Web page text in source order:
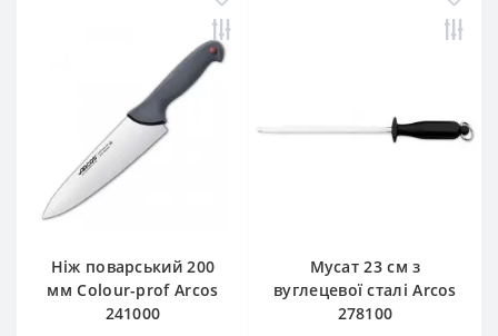
Ніж поварський 200
мм Сolour-prof Arcos
241000
Мусат 23 см з
вуглецевої сталі Arcos
278100